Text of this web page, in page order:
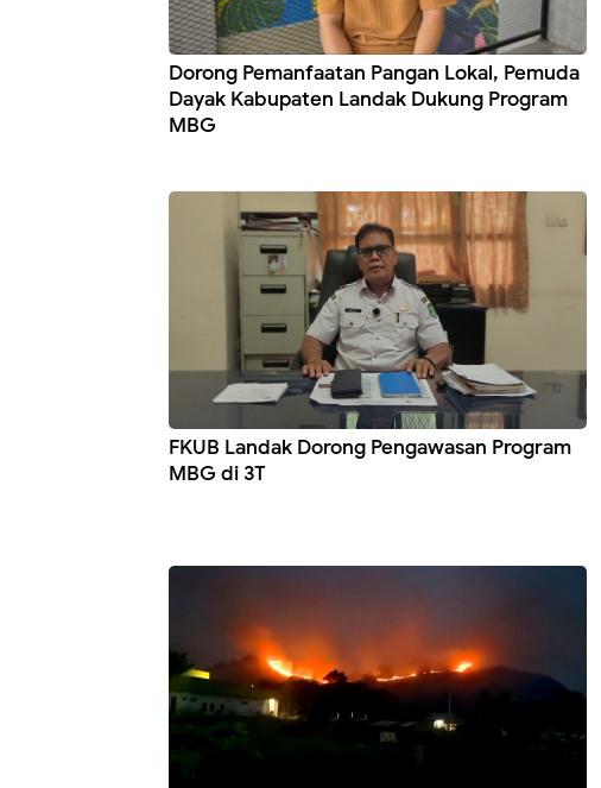
Dorong Pemanfaatan Pangan Lokal, Pemuda
Dayak Kabupaten Landak Dukung Program
MBG
FKUB Landak Dorong Pengawasan Program
MBG di 3T